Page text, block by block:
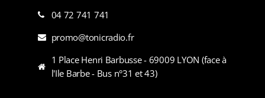
04 72 741 741
promo@tonicradio.fr
1 Place Henri Barbusse - 69009 LYON (face à
l'Ile Barbe - Bus n°31 et 43)